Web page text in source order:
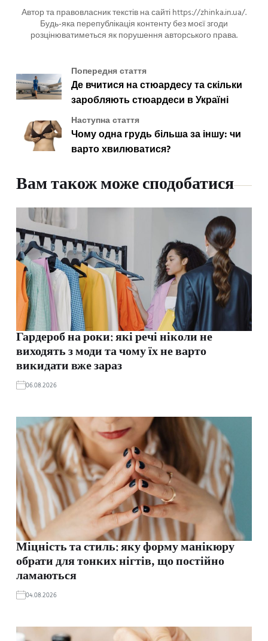
Автор та правовласник текстів на сайті https://zhinka.in.ua/.
Будь-яка перепублікація контенту без моєї згоди
розцінюватиметься як порушення авторського права.
Попередня стаття
Де вчитися на стюардесу та скільки
заробляють стюардеси в Україні
Наступна стаття
Чому одна грудь більша за іншу: чи
варто хвилюватися?
Вам також може сподобатися
Гардероб на роки: які речі ніколи не
виходять з моди та чому їх не варто
викидати вже зараз
06.08.2026
Міцність та стиль: яку форму манікюру
обрати для тонких нігтів, що постійно
ламаються
04.08.2026